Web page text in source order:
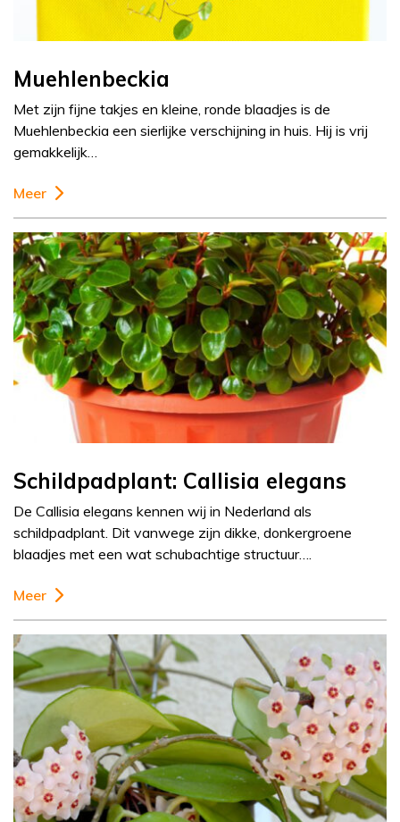
Muehlenbeckia
Met zijn fijne takjes en kleine, ronde blaadjes is de
Muehlenbeckia een sierlijke verschijning in huis. Hij is vrij
gemakkelijk…
Meer
Schildpadplant: Callisia elegans
De Callisia elegans kennen wij in Nederland als
schildpadplant. Dit vanwege zijn dikke, donkergroene
blaadjes met een wat schubachtige structuur….
Meer